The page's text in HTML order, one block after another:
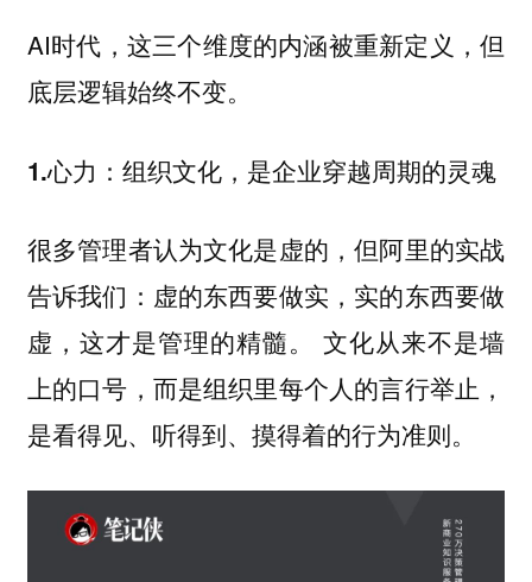
AI时代，这三个维度的内涵被重新定义，但
底层逻辑始终不变。
1.心力：组织文化，是企业穿越周期的灵魂
很多管理者认为文化是虚的，但阿里的实战
告诉我们：虚的东西要做实，实的东西要做
虚，这才是管理的精髓。 文化从来不是墙
上的口号，而是组织里每个人的言行举止，
是看得见、听得到、摸得着的行为准则。